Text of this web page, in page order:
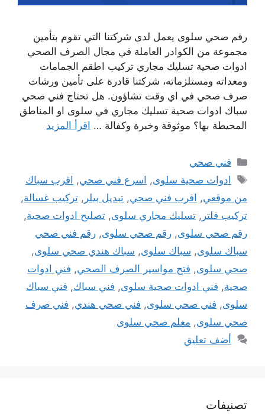
رقم صحي سلوى يعمل لدى شركتنا التي تقوم بتأمين
مجموعة من الكوادر العاملة في مجال الصرف الصحي
ادوات صحية تسليك مجاري تركيب اطقم الجمامات
ومعداته ومستلزماته، شركتنا قادرة على تأمين ورشات
صرف صحي في اي وقت تشاؤون. هل تحتاج فني صحي
سباك ادوات صحية تسليك مجاري في سلوى او المناطق
المحيطة بها؟ موثوقة وخبرة وكفالة … اقرأ المزيد
التصنيفات
فني صحي
الوسوم
ادوات صحية سلوى, اسرع فني صحي, اقرب سباك
من موقعي, اقرب فني صحي, تبديل بيلر , تركيب غسالة,
تركيب فلتر , تسليك مجاري سلوى, تصليح ادوات صحية,
رقم صحي سلوى, رقم صحي سلوى, رقم فني صحي
سباك سلوى, سباك سلوى, سباك هندي صحي سلوى,
صحي سلوى, فتح مواسير الصرف الصحي, فني ادوات
صحية, فني ادوات صحية سلوى, فني سباك, فني سباك
سلوى, فني صحي سلوى, فني صحي هندي, فني صرف
صحي سلوى, معلم صحي سلوى
أضف تعليق
تصنيفات